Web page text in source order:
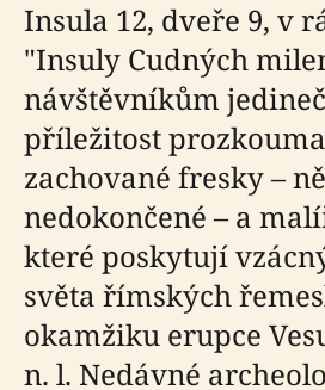
Insula 12, dveře 9, v
"Insuly Cudných
návštěvníkům
příležitost
zachované fresky –
nedokončené – a
které poskytují
světa římských
okamžiku erupce
n. l. Nedávné